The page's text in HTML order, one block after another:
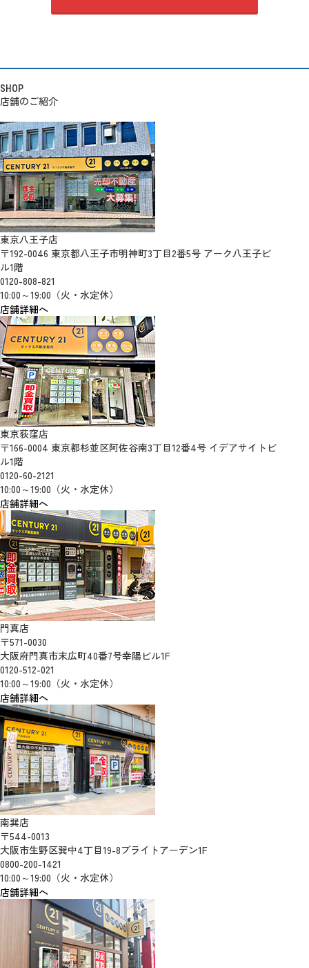
SHOP
店舗のご紹介
東京八王子店
〒192-0046 東京都八王子市明神町3丁目2番5号 アーク八王子ビ
ル1階
0120-808-821
10:00～19:00（火・水定休）
店舗詳細へ
東京荻窪店
〒166-0004 東京都杉並区阿佐谷南3丁目12番4号 イデアサイトビ
ル1階
0120-60-2121
10:00～19:00（火・水定休）
店舗詳細へ
門真店
〒571-0030
大阪府門真市末広町40番7号幸陽ビル1F
0120-512-021
10:00～19:00（火・水定休）
店舗詳細へ
南巽店
〒544-0013
大阪市生野区巽中4丁目19-8ブライトアーデン1F
0800-200-1421
10:00～19:00（火・水定休）
店舗詳細へ